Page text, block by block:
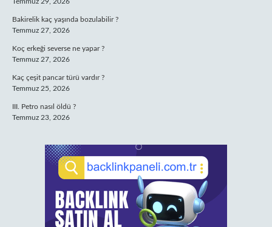
Bakirelik kaç yaşında bozulabilir ?
Temmuz 27, 2026
Koç erkeği severse ne yapar ?
Temmuz 27, 2026
Kaç çeşit pancar türü vardır ?
Temmuz 25, 2026
III. Petro nasıl öldü ?
Temmuz 23, 2026